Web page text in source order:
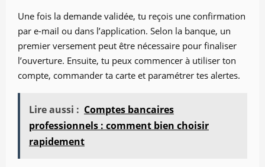
Une fois la demande validée, tu reçois une confirmation
par e-mail ou dans l’application. Selon la banque, un
premier versement peut être nécessaire pour finaliser
l’ouverture. Ensuite, tu peux commencer à utiliser ton
compte, commander ta carte et paramétrer tes alertes.
Lire aussi : Comptes bancaires
professionnels : comment bien choisir
rapidement